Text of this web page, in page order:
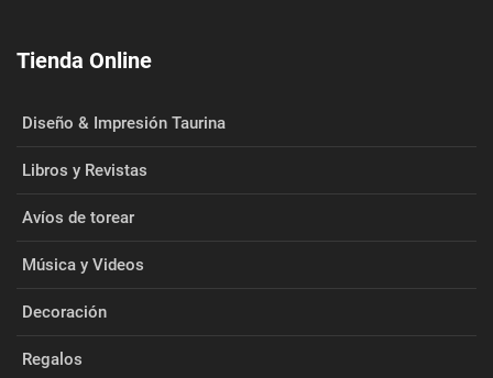
Tienda Online
Diseño & Impresión Taurina
Libros y Revistas
Avíos de torear
Música y Videos
Decoración
Regalos